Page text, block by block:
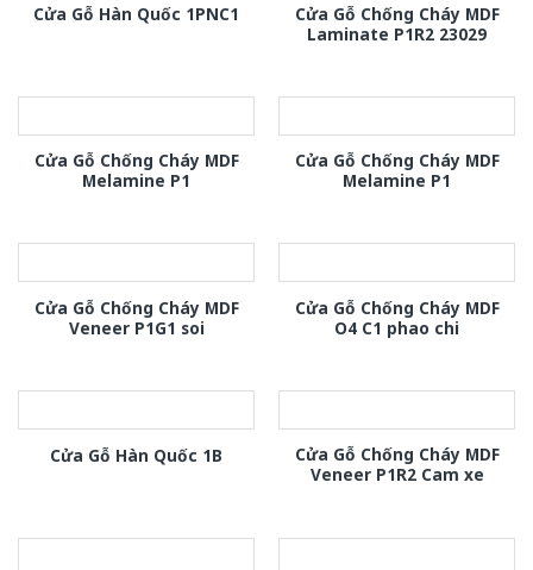
Cửa Gỗ Hàn Quốc 1PNC1
Cửa Gỗ Chống Cháy MDF
Laminate P1R2 23029
Cửa Gỗ Chống Cháy MDF
Melamine P1
Cửa Gỗ Chống Cháy MDF
Melamine P1
Cửa Gỗ Chống Cháy MDF
Veneer P1G1 soi
Cửa Gỗ Chống Cháy MDF
O4 C1 phao chi
Cửa Gỗ Hàn Quốc 1B
Cửa Gỗ Chống Cháy MDF
Veneer P1R2 Cam xe